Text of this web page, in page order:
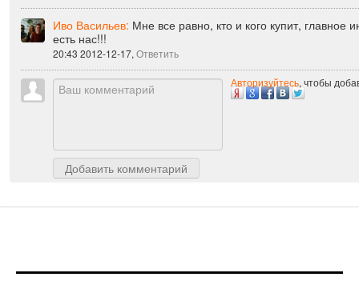
Иво Васильев: Мне все равно, кто и кого купит, главное
есть нас!!!
20:43 2012-12-17, Ответить
Добавить комментарий
Авторизуйтесь, чтобы